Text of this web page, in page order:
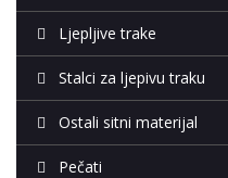
Ljepljive trake
Stalci za ljepivu traku
Ostali sitni materijal
Pečati